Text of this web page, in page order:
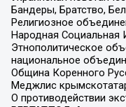
Бандеры, Братство,
Религиозное
Народная Социальная
Этнополитическое
национальное
Община Коренного
Меджлис
О противодействии